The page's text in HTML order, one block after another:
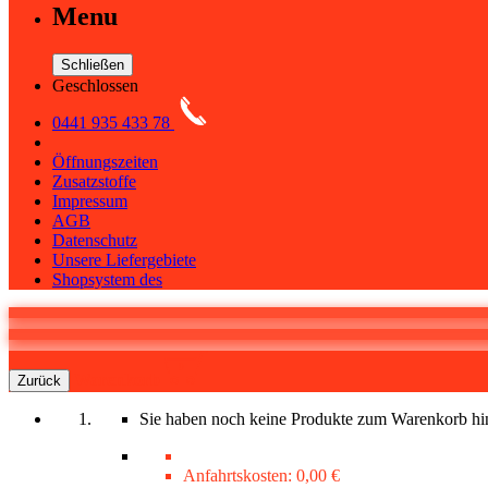
Menu
Schließen
Geschlossen
0441 935 433 78
Öffnungszeiten
Zusatzstoffe
Impressum
AGB
Datenschutz
Unsere Liefergebiete
Shopsystem des
Zurück
Sie haben noch keine Produkte zum Warenkorb
Anfahrtskosten: 0,00 €